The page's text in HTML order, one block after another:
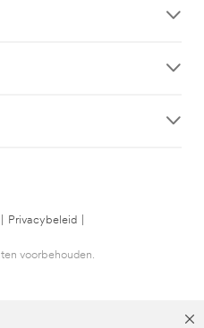
Privacybeleid
voorbehouden.